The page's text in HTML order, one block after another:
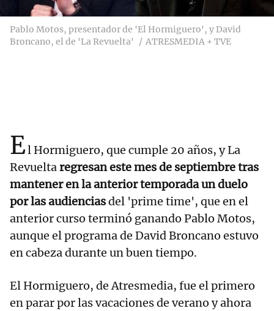
Pablo Motos, presentador de 'El Hormiguero', y David
Broncano, el de 'La Revuelta'
ATRESMEDIA + TVE
El Hormiguero, que cumple 20 años, y La
Revueltaregresan este mes de septiembre tras
mantener en la anterior temporada un duelo
por las audienciasdel 'prime time', que en el
anterior curso terminó ganando Pablo Motos,
aunque el programa de David Broncano estuvo
en cabeza durante un buen tiempo.
El Hormiguero, de Atresmedia, fue el primero
en parar por las vacaciones de verano y ahora